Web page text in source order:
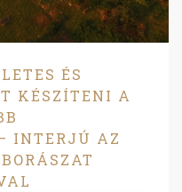
ÉS
KÉSZÍTENI A
INTERJÚ AZ